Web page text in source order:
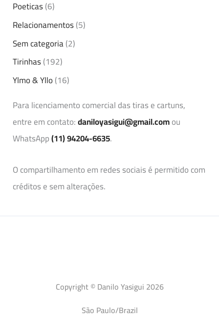
Poeticas(6)
Relacionamentos(5)
Sem categoria(2)
Tirinhas(192)
Ylmo & Yllo(16)
Para licenciamento comercial das tiras e cartuns,
entre em contato:daniloyasigui@gmail.comou
WhatsApp(11) 94204-6635.
O compartilhamento em redes sociais é permitido com
créditos e sem alterações.
Copyright © Danilo Yasigui 2026
São Paulo/Brazil